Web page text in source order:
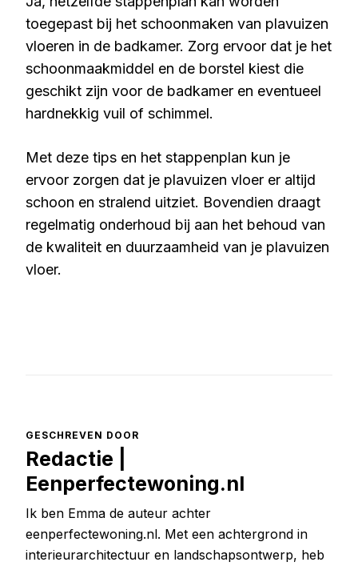
toegepast bij het schoonmaken van plavuizen
vloeren in de badkamer. Zorg ervoor dat je het
schoonmaakmiddel en de borstel kiest die
geschikt zijn voor de badkamer en eventueel
hardnekkig vuil of schimmel.
Met deze tips en het stappenplan kun je
ervoor zorgen dat je plavuizen vloer er altijd
schoon en stralend uitziet. Bovendien draagt
regelmatig onderhoud bij aan het behoud van
de kwaliteit en duurzaamheid van je plavuizen
vloer.
GESCHREVEN DOOR
Redactie |
Eenperfectewoning.nl
Ik ben Emma de auteur achter
eenperfectewoning.nl. Met een achtergrond in
interieurarchitectuur en landschapsontwerp, heb